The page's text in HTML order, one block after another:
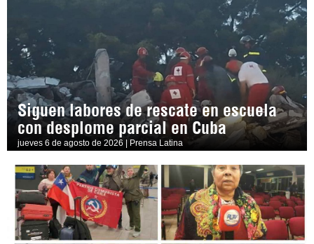
Siguen labores de rescate en escuela
con desplome parcial en Cuba
jueves 6 de agosto de 2026 | Prensa Latina